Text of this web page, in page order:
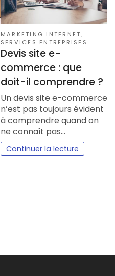
MARKETING INTERNET,
SERVICES ENTREPRISES
Devis site e-
commerce : que
doit-il comprendre ?
Un devis site e-commerce
n’est pas toujours évident
à comprendre quand on
ne connaît pas…
Continuer la lecture